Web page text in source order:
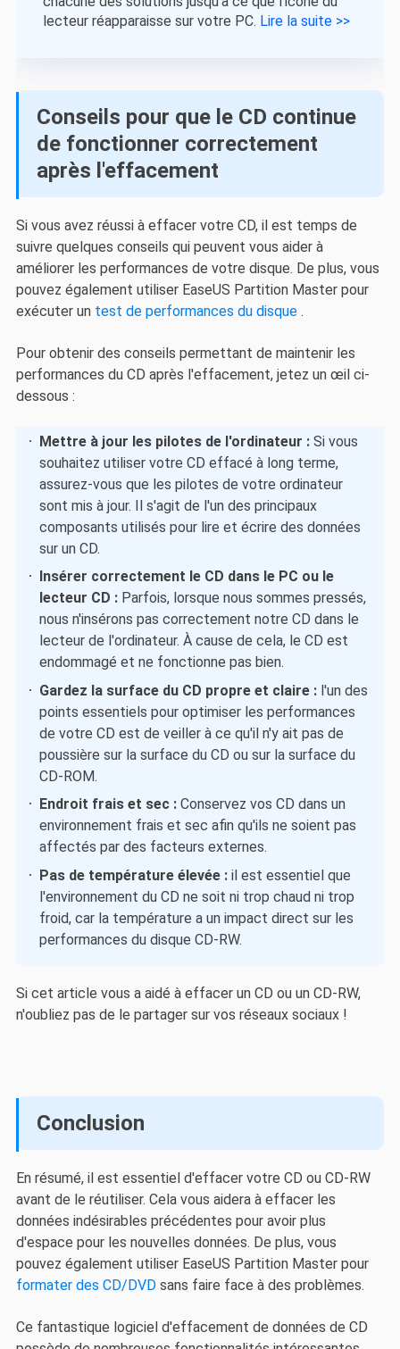
lecteur réapparaisse sur votre PC. Lire la suite >>
Conseils pour que le CD continue
de fonctionner correctement
après l'effacement
Si vous avez réussi à effacer votre CD, il est temps de
suivre quelques conseils qui peuvent vous aider à
améliorer les performances de votre disque. De plus, vous
pouvez également utiliser EaseUS Partition Master pour
exécuter un test de performances du disque.
Pour obtenir des conseils permettant de maintenir les
performances du CD après l'effacement, jetez un œil ci-
dessous :
Mettre à jour les pilotes de l'ordinateur : Si vous
souhaitez utiliser votre CD effacé à long terme,
assurez-vous que les pilotes de votre ordinateur
sont mis à jour. Il s'agit de l'un des principaux
composants utilisés pour lire et écrire des données
sur un CD.
Insérer correctement le CD dans le PC ou le
lecteur CD : Parfois, lorsque nous sommes pressés,
nous n'insérons pas correctement notre CD dans le
lecteur de l'ordinateur. À cause de cela, le CD est
endommagé et ne fonctionne pas bien.
Gardez la surface du CD propre et claire : l'un des
points essentiels pour optimiser les performances
de votre CD est de veiller à ce qu'il n'y ait pas de
poussière sur la surface du CD ou sur la surface du
CD-ROM.
Endroit frais et sec : Conservez vos CD dans un
environnement frais et sec afin qu'ils ne soient pas
affectés par des facteurs externes.
Pas de température élevée : il est essentiel que
l'environnement du CD ne soit ni trop chaud ni trop
froid, car la température a un impact direct sur les
performances du disque CD-RW.
Si cet article vous a aidé à effacer un CD ou un CD-RW,
n'oubliez pas de le partager sur vos réseaux sociaux !
Conclusion
En résumé, il est essentiel d'effacer votre CD ou CD-RW
avant de le réutiliser. Cela vous aidera à effacer les
données indésirables précédentes pour avoir plus
d'espace pour les nouvelles données. De plus, vous
pouvez également utiliser EaseUS Partition Master pour
formater des CD/DVD sans faire face à des problèmes.
Ce fantastique logiciel d'effacement de données de CD